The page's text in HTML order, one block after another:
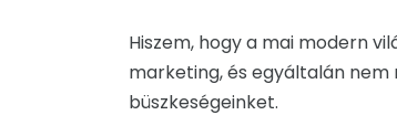
Hiszem, hogy a mai modern
marketing, és egyáltalán
büszkeségeinket.